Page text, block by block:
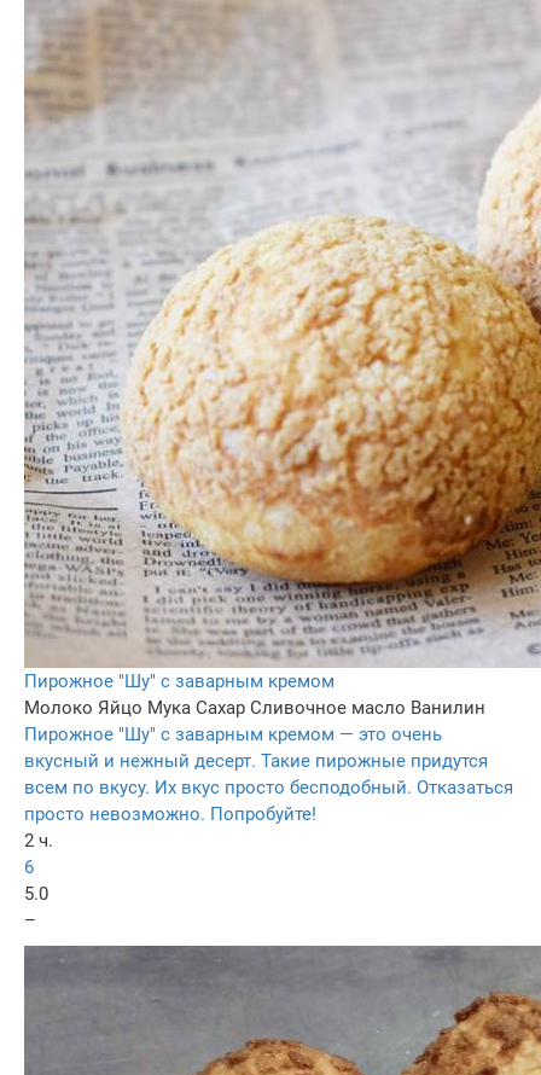
Пирожное "Шу" с заварным кремом
Молоко Яйцо Мука Сахар Сливочное масло Ванилин
Пирожное "Шу" с заварным кремом — это очень
вкусный и нежный десерт. Такие пирожные придутся
всем по вкусу. Их вкус просто бесподобный. Отказаться
просто невозможно. Попробуйте!
2 ч.
6
5.0
–